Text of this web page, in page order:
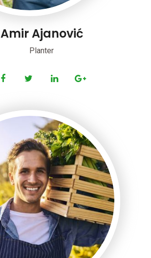
Amir Ajanović
Planter